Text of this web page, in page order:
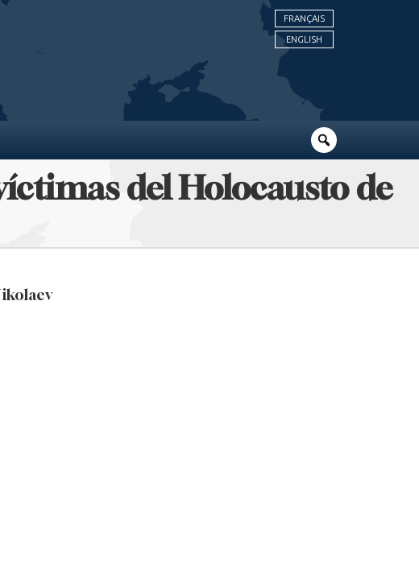
FRANÇAIS
ENGLISH
del Holocausto de